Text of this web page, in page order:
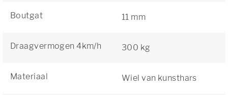
Boutgat 11 mm
Draagvermogen 4km/h 300 kg
Materiaal Wiel van kunsthars